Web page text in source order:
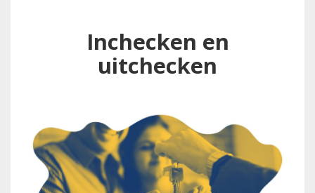
Inchecken en
uitchecken